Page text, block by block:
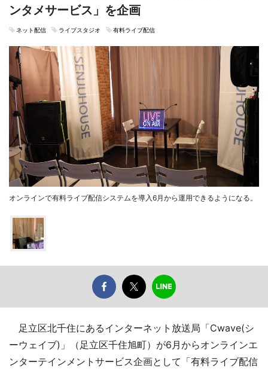
ンタメサービス」を企画
ネット配信 ライブスタジオ 有料ライブ配信
オンラインで有料ライブ配信システムを導入6月から運用できるようになる。
足立区北千住にあるインターネット放送局「Cwave(シ
ーウェイブ)」（足立区千住旭町）が6月からオンラインエ
ンターテインメントサービス企画として「有料ライブ配信